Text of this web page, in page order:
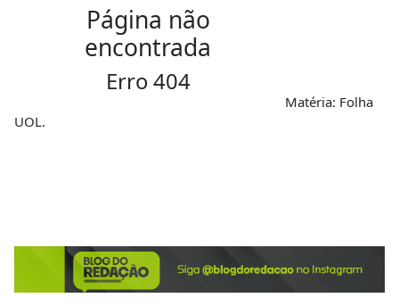
Matéria: Folha
UOL.